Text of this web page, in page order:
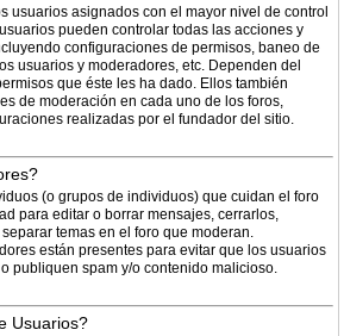
usuarios asignados con el mayor nivel de control
pueden controlar todas las acciones y
configuraciones de permisos, baneo de
usuarios y moderadores, etc. Dependen del
que éste les ha dado. Ellos también
de moderación en cada uno de los foros,
realizadas por el fundador del sitio.
(o grupos de individuos) que cuidan el foro
para editar o borrar mensajes, cerrarlos,
temas en el foro que moderan.
están presentes para evitar que los usuarios
publiquen spam y/o contenido malicioso.
Usuarios?